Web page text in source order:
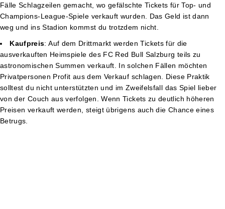
Fälle Schlagzeilen gemacht, wo gefälschte Tickets für Top- und
Champions-League-Spiele verkauft wurden. Das Geld ist dann
weg und ins Stadion kommst du trotzdem nicht.
Kaufpreis: Auf dem Drittmarkt werden Tickets für die
ausverkauften Heimspiele des FC Red Bull Salzburg teils zu
astronomischen Summen verkauft. In solchen Fällen möchten
Privatpersonen Profit aus dem Verkauf schlagen. Diese Praktik
solltest du nicht unterstützten und im Zweifelsfall das Spiel lieber
von der Couch aus verfolgen. Wenn Tickets zu deutlich höheren
Preisen verkauft werden, steigt übrigens auch die Chance eines
Betrugs.